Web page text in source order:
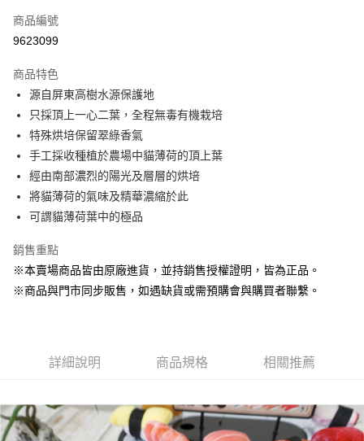
超商取貨付款
Apple Pay
街口支付
悠遊付
Google Pay
ATM付款
【全家】取貨1500免運
【7-11】取貨付款1500免運
每筆NT$80，滿NT$1,500(含以上)免運費
商品編號
9623099
商品特色
源自屏東高樹水源保護地
只採頂上一心二葉，全程無毒有機栽培
特殊烘培保留翠綠香氣
手工採收種植於農場中貓薄荷的頂上葉
經由南部濃烈的陽光及層層的烘培
將貓薄荷的氣味及精華濃縮於此
可謂貓薄荷葉中的極品
銷售重點
※本賣場商品皆由原廠進貨，並持銷售授權證明，皆為正品。
※商品與門市同步販售，如遇缺貨或需預購會與購買者聯繫。
詳細說明 商品規格 相關推薦